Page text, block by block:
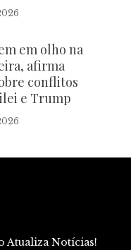
em olho na
afirma
conflitos
e Trump
Atualiza Notícias!